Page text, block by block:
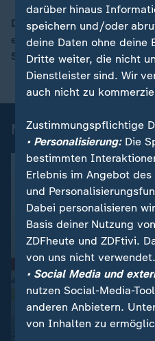
00:16
Die Special Olympics im
eröffnet. Bei den
Sichtbarkeit für die
Mehr News aus
Schwimm-EM:
Gose: "Ich bin sehr
sehr erleichtert"
darüber hinaus
speichern und/oder
deine Daten ohne deine
Dritte weiter, die nicht
Dienstleister sind. Wir
auch nicht zu
Zustimmungspflichtige
• Personalisierung:Die
bestimmten
Erlebnis im Angebot des
und
Dabei personalisieren
Basis deiner Nutzung
ZDFheute und ZDFtivi.
von uns nicht verwendet.
• Social Media und
nutzen Social-Media-
anderen Anbietern.
von Inhalten zu